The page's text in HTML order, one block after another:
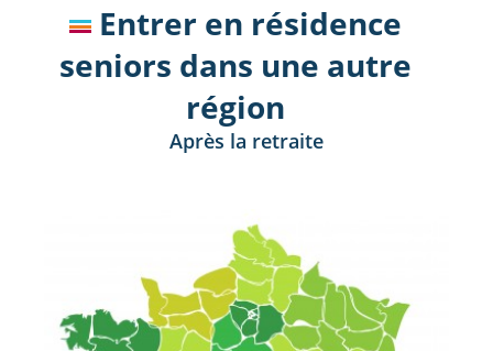
Entrer en résidence
seniors dans une autre
région
Après la retraite